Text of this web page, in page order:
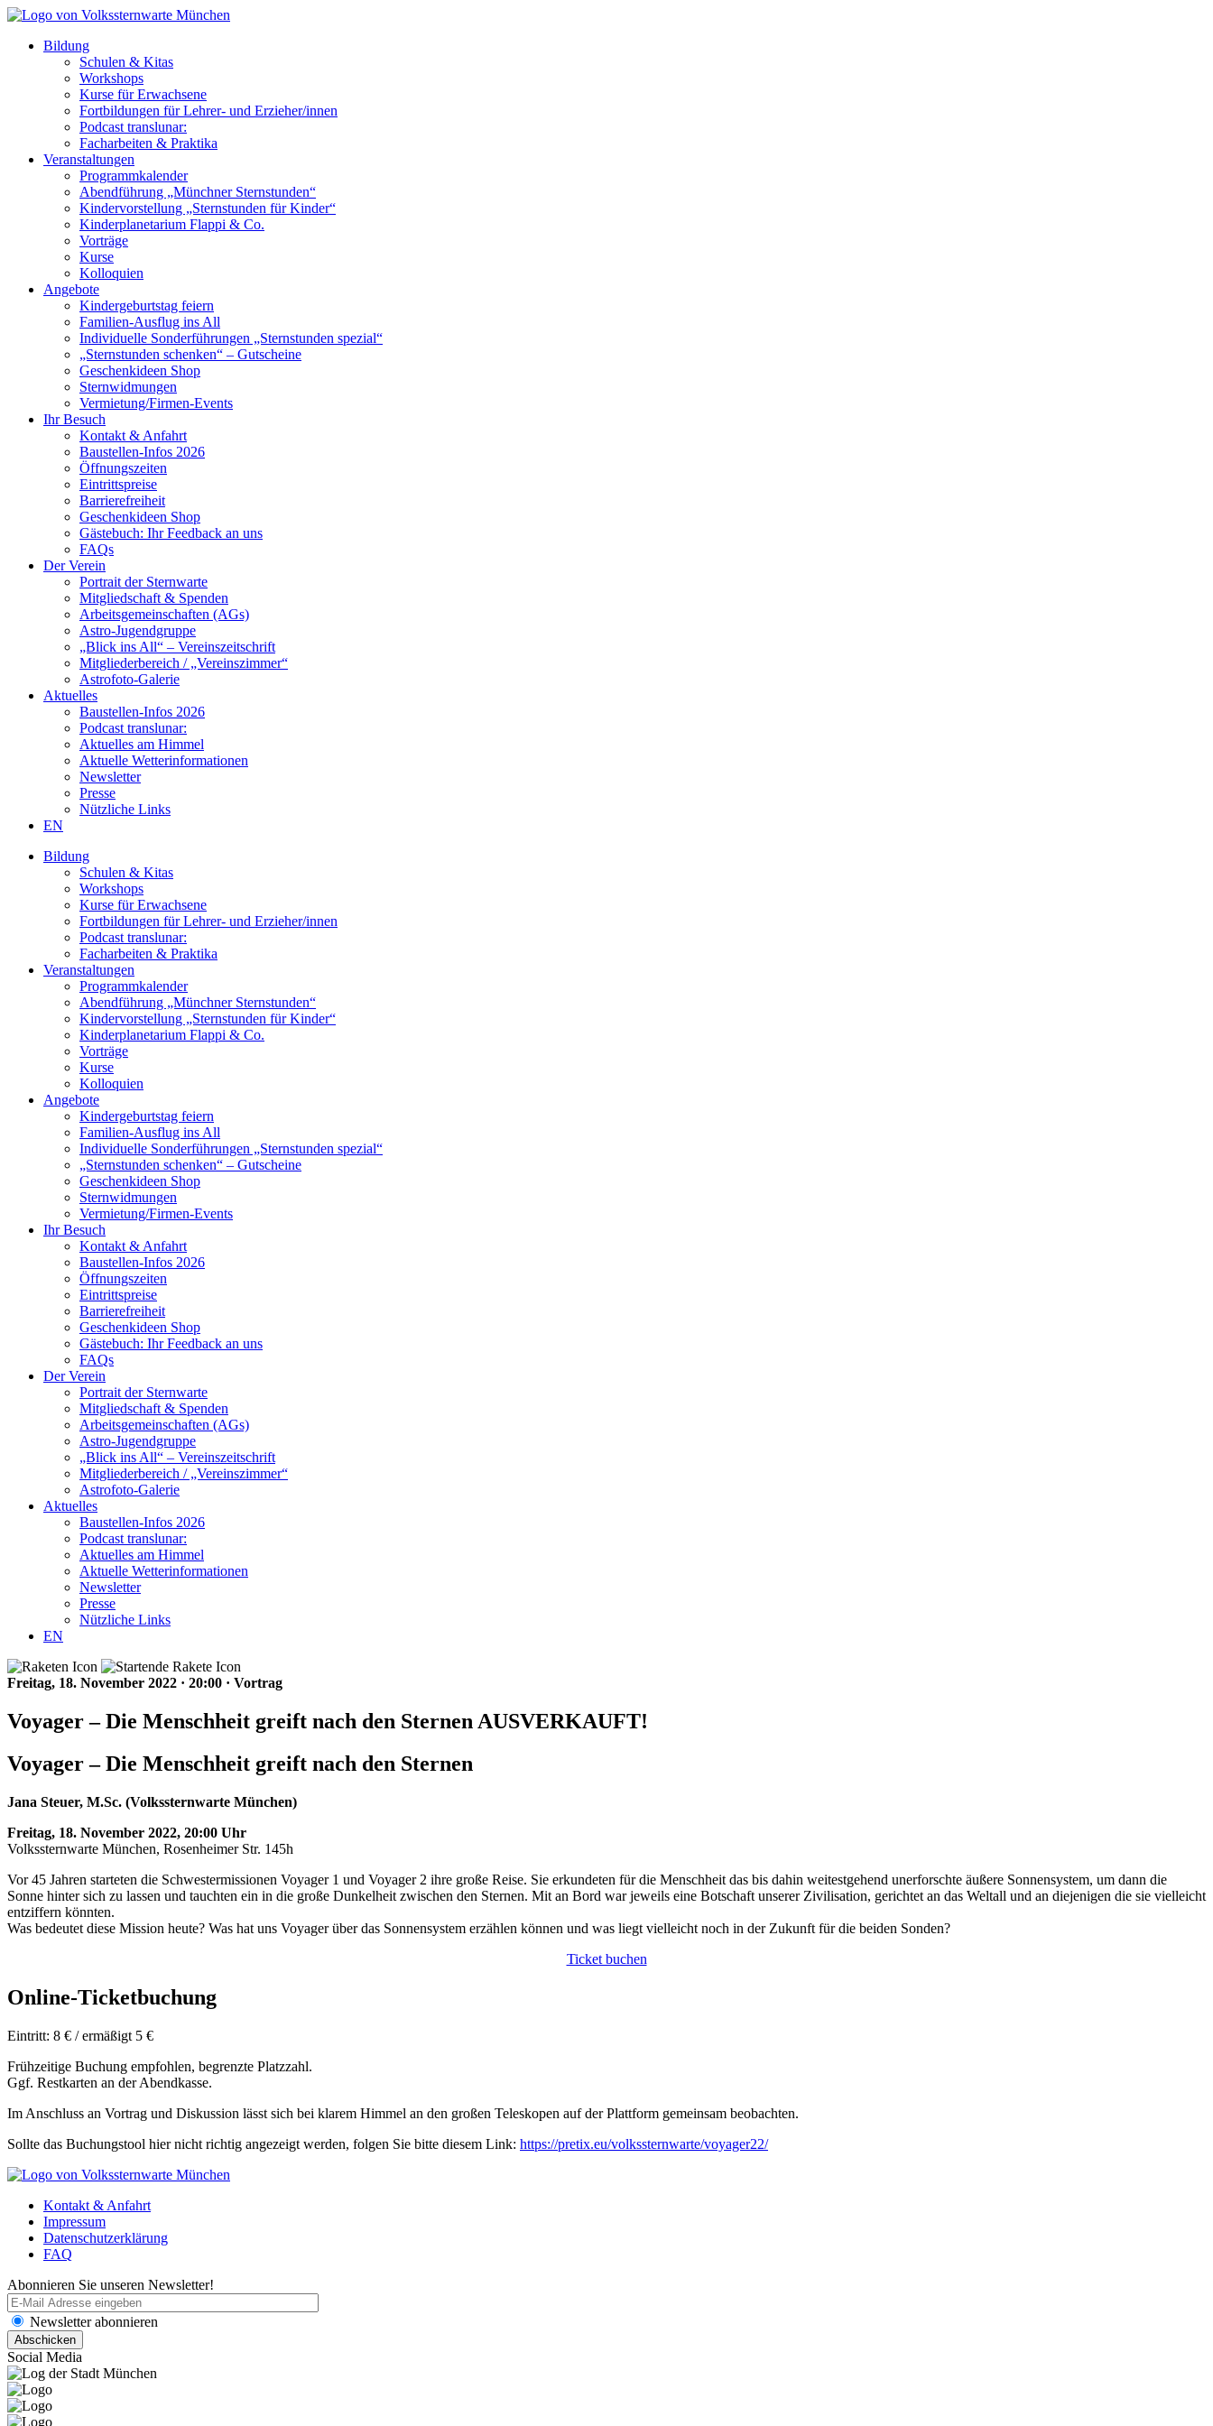
Bildung
Schulen & Kitas
Workshops
Kurse für Erwachsene
Fortbildungen für Lehrer- und Erzieher/innen
Podcast translunar:
Facharbeiten & Praktika
Veranstaltungen
Programmkalender
Abendführung „Münchner Sternstunden“
Kindervorstellung „Sternstunden für Kinder“
Kinderplanetarium Flappi & Co.
Vorträge
Kurse
Kolloquien
Angebote
Kindergeburtstag feiern
Familien-Ausflug ins All
Individuelle Sonderführungen „Sternstunden spezial“
„Sternstunden schenken“ – Gutscheine
Geschenkideen Shop
Sternwidmungen
Vermietung/Firmen-Events
Ihr Besuch
Kontakt & Anfahrt
Baustellen-Infos 2026
Öffnungszeiten
Eintrittspreise
Barrierefreiheit
Geschenkideen Shop
Gästebuch: Ihr Feedback an uns
FAQs
Der Verein
Portrait der Sternwarte
Mitgliedschaft & Spenden
Arbeitsgemeinschaften (AGs)
Astro-Jugendgruppe
„Blick ins All“ – Vereinszeitschrift
Mitgliederbereich / „Vereinszimmer“
Astrofoto-Galerie
Aktuelles
Baustellen-Infos 2026
Podcast translunar:
Aktuelles am Himmel
Aktuelle Wetterinformationen
Newsletter
Presse
Nützliche Links
EN
Bildung
Schulen & Kitas
Workshops
Kurse für Erwachsene
Fortbildungen für Lehrer- und Erzieher/innen
Podcast translunar:
Facharbeiten & Praktika
Veranstaltungen
Programmkalender
Abendführung „Münchner Sternstunden“
Kindervorstellung „Sternstunden für Kinder“
Kinderplanetarium Flappi & Co.
Vorträge
Kurse
Kolloquien
Angebote
Kindergeburtstag feiern
Familien-Ausflug ins All
Individuelle Sonderführungen „Sternstunden spezial“
„Sternstunden schenken“ – Gutscheine
Geschenkideen Shop
Sternwidmungen
Vermietung/Firmen-Events
Ihr Besuch
Kontakt & Anfahrt
Baustellen-Infos 2026
Öffnungszeiten
Eintrittspreise
Barrierefreiheit
Geschenkideen Shop
Gästebuch: Ihr Feedback an uns
FAQs
Der Verein
Portrait der Sternwarte
Mitgliedschaft & Spenden
Arbeitsgemeinschaften (AGs)
Astro-Jugendgruppe
„Blick ins All“ – Vereinszeitschrift
Mitgliederbereich / „Vereinszimmer“
Astrofoto-Galerie
Aktuelles
Baustellen-Infos 2026
Podcast translunar:
Aktuelles am Himmel
Aktuelle Wetterinformationen
Newsletter
Presse
Nützliche Links
EN
Freitag, 18. November 2022 · 20:00 · Vortrag
Voyager – Die Menschheit greift nach den Sternen AUSVERKAUFT!
Voyager – Die Menschheit greift nach den Sternen
Jana Steuer, M.Sc. (Volkssternwarte München)
Freitag, 18. November 2022, 20:00 Uhr
Volkssternwarte München, Rosenheimer Str. 145h
Vor 45 Jahren starteten die Schwestermissionen Voyager 1 und Voyager 2 ihre große Reise. Sie erkundeten für die Menschheit das bis dahin weitestgehend unerforschte äußere Sonnensystem, um dann die
Sonne hinter sich zu lassen und tauchten ein in die große Dunkelheit zwischen den Sternen. Mit an Bord war jeweils eine Botschaft unserer Zivilisation, gerichtet an das Weltall und an diejenigen die sie vielleicht
entziffern könnten.
Was bedeutet diese Mission heute? Was hat uns Voyager über das Sonnensystem erzählen können und was liegt vielleicht noch in der Zukunft für die beiden Sonden?
Ticket buchen
Online-Ticketbuchung
Eintritt: 8 € / ermäßigt 5 €
Frühzeitige Buchung empfohlen, begrenzte Platzzahl.
Ggf. Restkarten an der Abendkasse.
Im Anschluss an Vortrag und Diskussion lässt sich bei klarem Himmel an den großen Teleskopen auf der Plattform gemeinsam beobachten.
Sollte das Buchungstool hier nicht richtig angezeigt werden, folgen Sie bitte diesem Link: https://pretix.eu/volkssternwarte/voyager22/
Kontakt & Anfahrt
Impressum
Datenschutzerklärung
FAQ
Abonnieren Sie unseren Newsletter!
Newsletter abonnieren
Social Media